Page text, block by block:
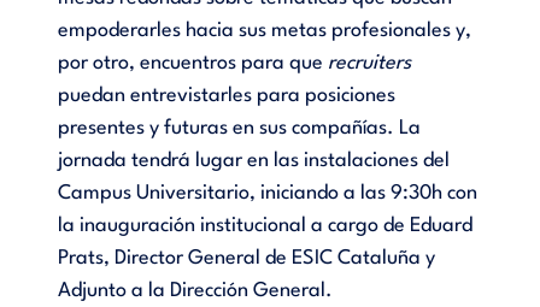
empoderarles hacia sus metas profesionales y,
por otro, encuentros para que recruiters
puedan entrevistarles para posiciones
presentes y futuras en sus compañías. La
jornada tendrá lugar en las instalaciones del
Campus Universitario, iniciando a las 9:30h con
la inauguración institucional a cargo de Eduard
Prats, Director General de ESIC Cataluña y
Adjunto a la Dirección General.